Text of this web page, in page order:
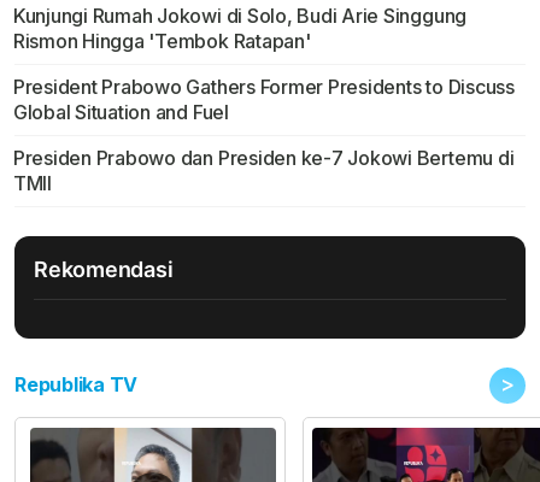
Kunjungi Rumah Jokowi di Solo, Budi Arie Singgung
Rismon Hingga 'Tembok Ratapan'
President Prabowo Gathers Former Presidents to Discuss
Global Situation and Fuel
Presiden Prabowo dan Presiden ke-7 Jokowi Bertemu di
TMII
Rekomendasi
Republika TV >